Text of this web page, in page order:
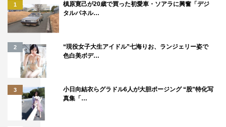
社文庫刊）
配給：KADOKAWA
＜WEB＞
公式サイト：https://uchu-ichi.jp/
©2020『宇宙でいちばんあかるい屋根』製作委員会
1
槙原寛己が20歳で買った初愛車・ソアラに興奮「デジ
タルパネル…
2
“現役女子大生アイドル”七海りお、ランジェリー姿で
色白美ボデ…
3
小日向結衣らグラドル6人が大胆ポージング “股”特化写
真集「…